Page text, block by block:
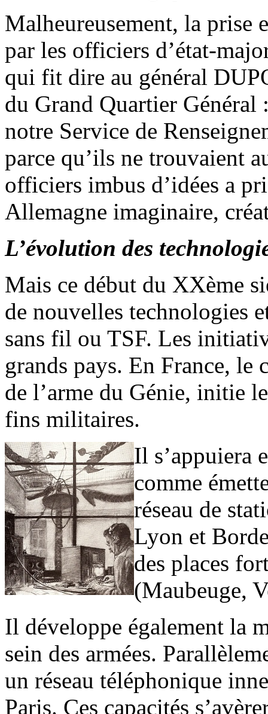
Malheureusement, la prise
par les officiers d’état-
qui fit dire au général
du Grand Quartier Général
notre Service de
parce qu’ils ne trouvaient
officiers imbus d’idées a
Allemagne imaginaire,
L’évolution des
Mais ce début du XXème
de nouvelles technologies
sans fil ou TSF. Les
grands pays. En France,
de l’arme du Génie, initie
fins militaires.
Il s’appuiera
comme
réseau de
Lyon et
des places
(Maubeuge,
Il développe également la
sein des armées.
un réseau téléphonique
Paris. Ces capacités